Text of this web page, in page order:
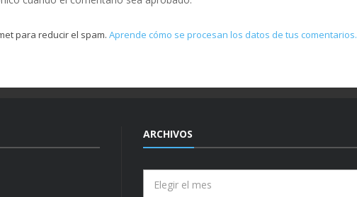
para reducir el spam. Aprende cómo se procesan los datos de tus comentarios.
ARCHIVOS